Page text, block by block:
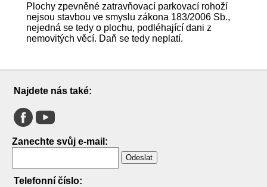
Plochy zpevněné zatravňovací parkovací rohoží
nejsou stavbou ve smyslu zákona 183/2006 Sb.,
nejedná se tedy o plochu, podléhající dani z
nemovitých věcí. Daň se tedy neplatí.
Najdete nás také:
Zanechte svůj e-mail:
Odeslat
Telefonní číslo: